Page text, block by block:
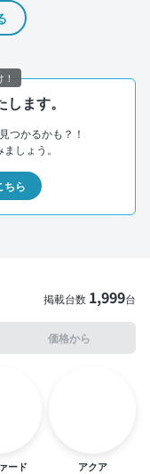
ます。
つかるかも？！
しょう。
ちら
掲載台数 1,999台
価格から
ード アクア